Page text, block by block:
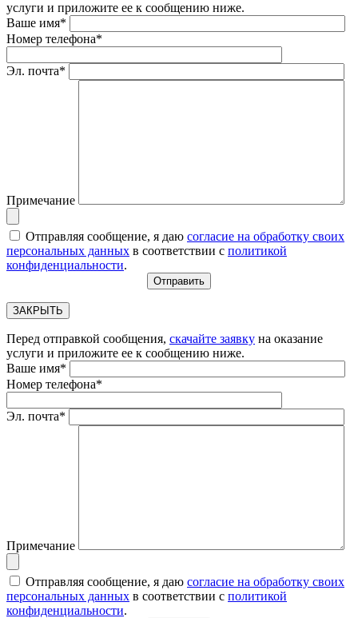
услуги и приложите ее к сообщению ниже.
Ваше имя*
Номер телефона*
Эл. почта*
Примечание
Отправляя сообщение, я даю согласие на обработку своих
персональных данных в соответствии с политикой
конфиденциальности.
ЗАКРЫТЬ
Перед отправкой сообщения, скачайте заявку на оказание
услуги и приложите ее к сообщению ниже.
Ваше имя*
Номер телефона*
Эл. почта*
Примечание
Отправляя сообщение, я даю согласие на обработку своих
персональных данных в соответствии с политикой
конфиденциальности.